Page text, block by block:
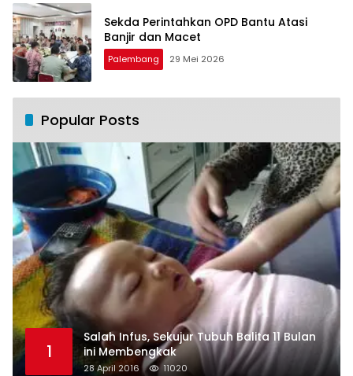
Sekda Perintahkan OPD Bantu Atasi
Banjir dan Macet
Palembang 29 Mei 2026
Popular Posts
1
Salah Infus, Sekujur Tubuh Balita 11 Bulan
ini Membengkak
28 April 2016 11020